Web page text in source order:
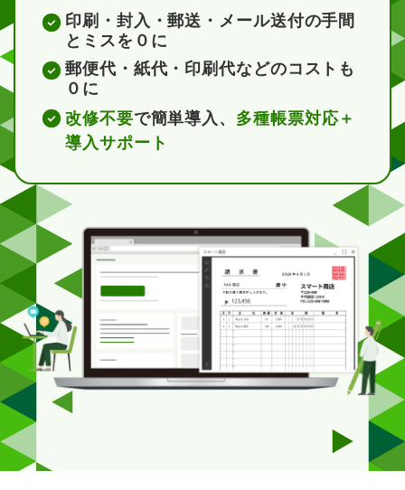
印刷・封入・郵送・メール送付の手間
とミスを０に
郵便代・紙代・印刷代などのコストも
０に
改修不要で簡単導入、 多種帳票対応＋
導入サポート